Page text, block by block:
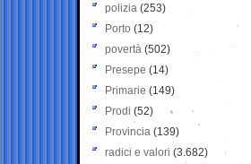
polizia (253)
Porto (12)
povertà (502)
Presepe (14)
Primarie (149)
Prodi (52)
Provincia (139)
radici e valori (3.682)